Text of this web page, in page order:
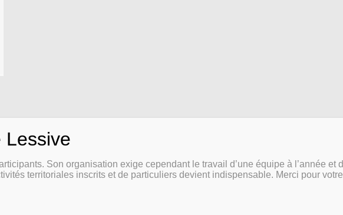
Son organisation exige cependant le travail d’une équipe à l’année et
territoriales inscrits et de particuliers devient indispensable. Merci pour